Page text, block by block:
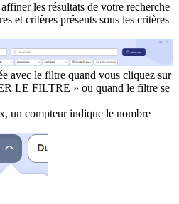
les résultats de votre recherche
et critères présents sous les critères
avec le filtre quand vous cliquez sur
LE FILTRE » ou quand le filtre se
un compteur indique le nombre